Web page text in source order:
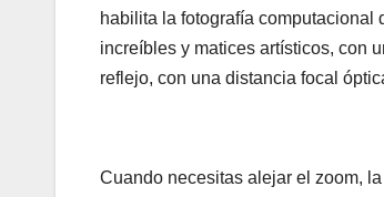
habilita la fotografía computacional
increíbles y matices artísticos, con
reflejo, con una distancia focal
Cuando necesitas alejar el zoom,